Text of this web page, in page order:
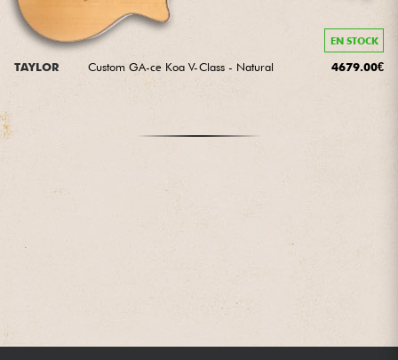
EN STOCK
TAYLOR Custom GA-ce Koa V-Class - Natural 4679.00€